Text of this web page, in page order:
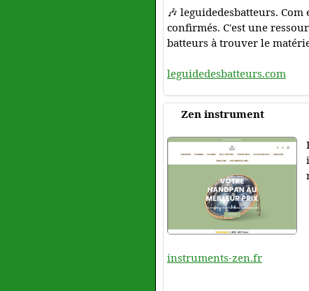
🎶 leguidedesbatteurs.
confirmés. C'est une
batteurs à trouver le
leguidedesbatteurs.com
Zen instrument
instruments-zen.fr